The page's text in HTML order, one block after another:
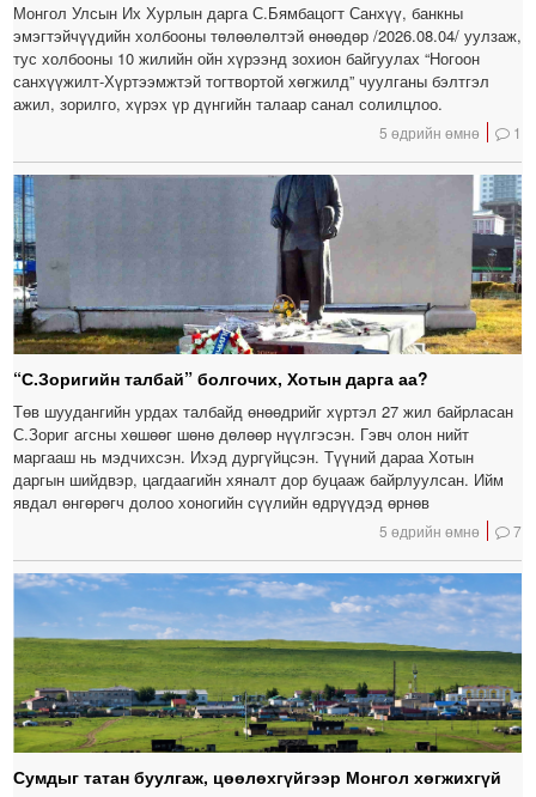
Монгол Улсын Их Хурлын дарга С.Бямбацогт Санхүү, банкны
эмэгтэйчүүдийн холбооны төлөөлөлтэй өнөөдөр /2026.08.04/ уулзаж,
тус холбооны 10 жилийн ойн хүрээнд зохион байгуулах “Ногоон
санхүүжилт-Хүртээмжтэй тогтвортой хөгжилд” чуулганы бэлтгэл
ажил, зорилго, хүрэх үр дүнгийн талаар санал солилцлоо.
5 өдрийн өмнө 1
“С.Зоригийн талбай” болгочих, Хотын дарга аа?
Төв шуудангийн урдах талбайд өнөөдрийг хүртэл 27 жил байрласан
С.Зориг агсны хөшөөг шөнө дөлөөр нүүлгэсэн. Гэвч олон нийт
маргааш нь мэдчихсэн. Ихэд дургүйцсэн. Түүний дараа Хотын
даргын шийдвэр, цагдаагийн хяналт дор буцааж байрлуулсан. Ийм
явдал өнгөрөгч долоо хоногийн сүүлийн өдрүүдэд өрнөв
5 өдрийн өмнө 7
Сумдыг татан буулгаж, цөөлөхгүйгээр Монгол хөгжихгүй